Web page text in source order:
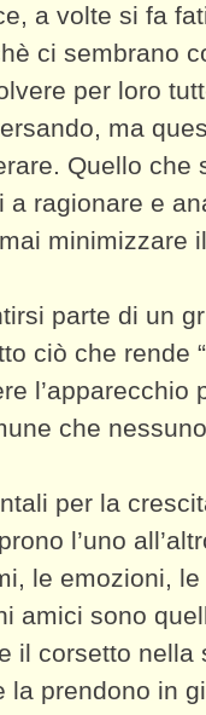
a volte si fa
ci sembrano
per loro
ma
Quello che
a ragionare e
minimizzare
parte di un
ciò che rende
l’apparecchio
che
per la
l’uno
le emozioni,
amici sono
il corsetto nella
la prendono in